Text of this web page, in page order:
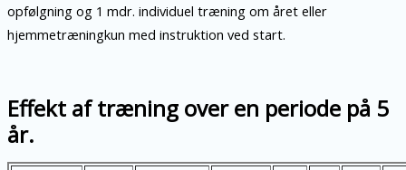
opfølgning og 1 mdr. individuel træning om året eller
hjemmetræningkun med instruktion ved start.
Effekt af træning over en periode på 5
år.